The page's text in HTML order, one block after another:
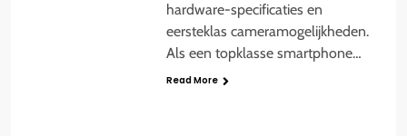
hardware-specificaties en
eersteklas cameramogelijkheden.
Als een topklasse smartphone…
Read More